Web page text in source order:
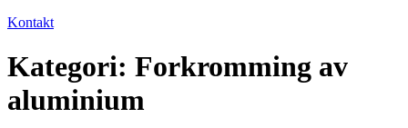
Kontakt
Kategori: Forkromming av
aluminium